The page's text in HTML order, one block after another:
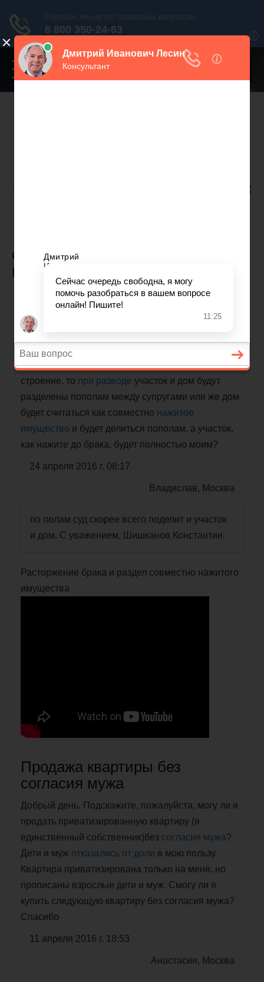
Переключатель
навигации
Санкт-Петербург
+7 812 467 34 68
СОВМЕСТНО - НАЖИТОЕ
ИМУЩЕСТВО
Раздел имущества
Подскажите, пожалуйста, если до брака у меня в
собственности был
ближайшем подмосковье с домом, который
официально не был зарегистрирован как
строение, то при разводе участок и дом будут
разделены пополам между супругами или же дом
будет считаться как совместно нажитое
имущество и будет делиться пополам, а участок,
как нажите до брака, будет полностью моим?
24 апреля 2016 г. 08:17
Владислав, Москва
по полам суд скорее всего поделит и участок
и дом. С уважением, Шишканов Константин.
Расторжение брака и раздел совместно нажитого
имущества
Продажа квартиры без
согласия мужа
Добрый день. Подскажите, пожалуйста, могу ли я
продать приватизированную квартиру (я
единственный собственник)без согласия мужа?
Дети и муж отказались от доли в мою пользу.
Квартира приватизирована только на меня, но
прописаны взрослые дети и муж. Смогу ли я
купить следующую квартиру без согласия мужа?
Спасибо
11 апреля 2016 г. 18:53
Анастасия, Москва